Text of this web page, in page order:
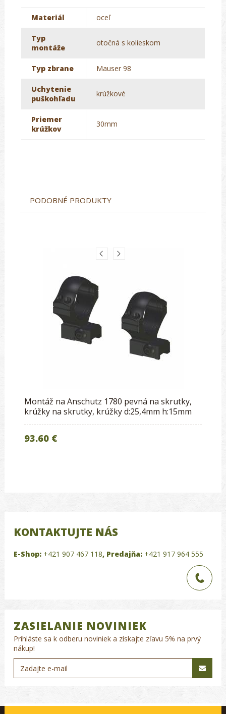
Materiál oceľ
Typ
montáže
otočná s kolieskom
Typ zbrane Mauser 98
Uchytenie
puškohľadu
krúžkové
Priemer
krúžkov
30mm
PODOBNÉ PRODUKTY
Montáž na Anschutz 1780 pevná na skrutky,
krúžky na skrutky, krúžky d:25,4mm h:15mm
93.60 €
KONTAKTUJTE NÁS
E-Shop: +421 907 467 118, Predajňa: +421 917 964 555
ZASIELANIE NOVINIEK
Prihláste sa k odberu noviniek a získajte zľavu 5% na prvý
nákup!